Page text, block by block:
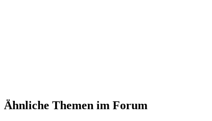
Ähnliche Themen im Forum